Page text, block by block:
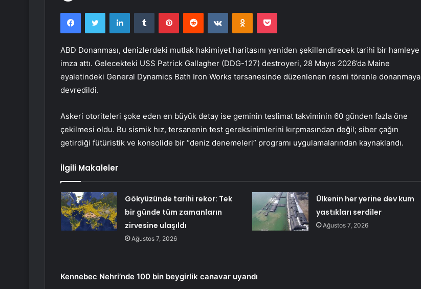
FacebookTwitter LinkedInTumblr PinterestReddit VKontakteOdnoklassniki
Pocket
ABD Donanması, denizlerdeki mutlak hakimiyet haritasını yeniden şekillendirecek tarihi bir hamleye
imza attı. Gelecekteki USS Patrick Gallagher (DDG-127) destroyeri, 28 Mayıs 2026’da Maine
eyaletindeki General Dynamics Bath Iron Works tersanesinde düzenlenen resmi törenle donanmaya
devredildi.
Askeri otoriteleri şoke eden en büyük detay ise geminin teslimat takviminin 60 günden fazla öne
çekilmesi oldu. Bu sismik hız, tersanenin test gereksinimlerini kırpmasından değil; siber çağın
getirdiği fütüristik ve konsolide bir “deniz denemeleri” programı uygulamalarından kaynaklandı.
İlgili Makaleler
Gökyüzünde tarihi rekor: Tek
bir günde tüm zamanların
zirvesine ulaşıldı
Ağustos 7, 2026
Ülkenin her yerine dev kum
yastıkları serdiler
Ağustos 7, 2026
Kennebec Nehri’nde 100 bin beygirlik canavar uyandı